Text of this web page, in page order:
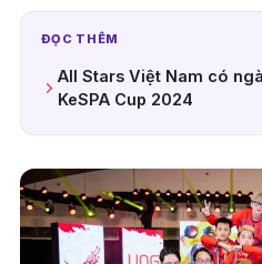
ĐỌC THÊM
All Stars Việt Nam có
KeSPA Cup 2024